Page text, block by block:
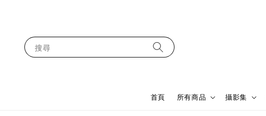
搜尋
首頁 所有商品 攝影集